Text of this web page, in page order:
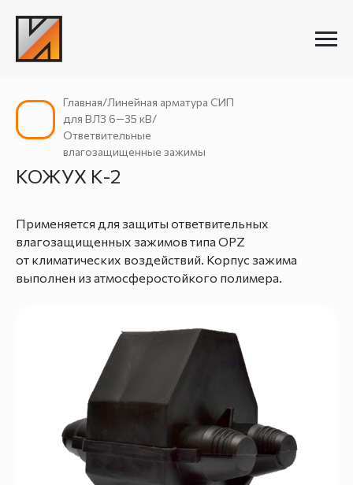
КОЖУХ К-2
Главная/Линейная арматура СИП
для ВЛЗ 6—35 кВ/
Ответвительные
влагозащищенные зажимы
Применяется для защиты ответвительных
влагозащищенных зажимов типа OPZ
от климатических воздействий. Корпус зажима
выполнен из атмосферостойкого полимера.